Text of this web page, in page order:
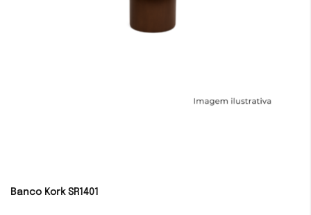
Banco Kork SR1401